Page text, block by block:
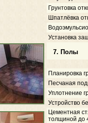
Грунтовка
Шпатлёвка
Установка
7. Полы
Планировка
Песчаная
Уплотнение
Устройство
Цементная
толщиной до